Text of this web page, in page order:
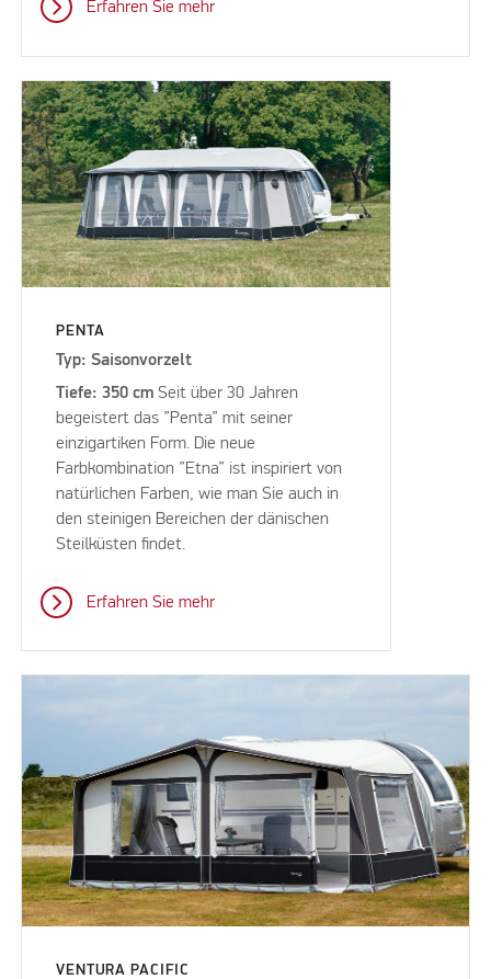
Erfahren Sie mehr
PENTA
Typ: Saisonvorzelt
Tiefe: 350 cm Seit über 30 Jahren
begeistert das ”Penta” mit seiner
einzigartiken Form. Die neue
Farbkombination ”Etna” ist inspiriert von
natürlichen Farben, wie man Sie auch in
den steinigen Bereichen der dänischen
Steilküsten findet.
Erfahren Sie mehr
VENTURA PACIFIC